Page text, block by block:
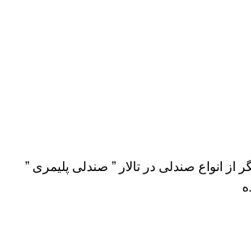
از انواع صندلی در تالار ” صندلی پلیمری ”